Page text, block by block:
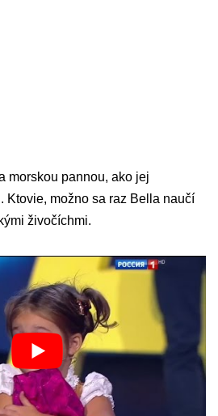
morskou pannou, ako jej
Ktovie, možno sa raz Bella naučí
živočíchmi.